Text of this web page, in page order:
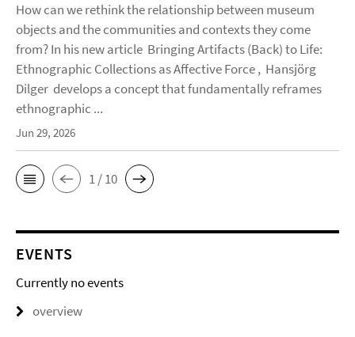
How can we rethink the relationship between museum
objects and the communities and contexts they come
from? In his new article Bringing Artifacts (Back) to Life:
Ethnographic Collections as Affective Force , Hansjörg
Dilger develops a concept that fundamentally reframes
ethnographic ...
Jun 29, 2026
1 / 10
EVENTS
Currently no events
overview